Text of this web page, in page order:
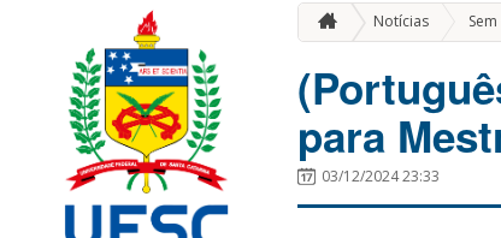
Notícias
para
03/12/2024 23:33